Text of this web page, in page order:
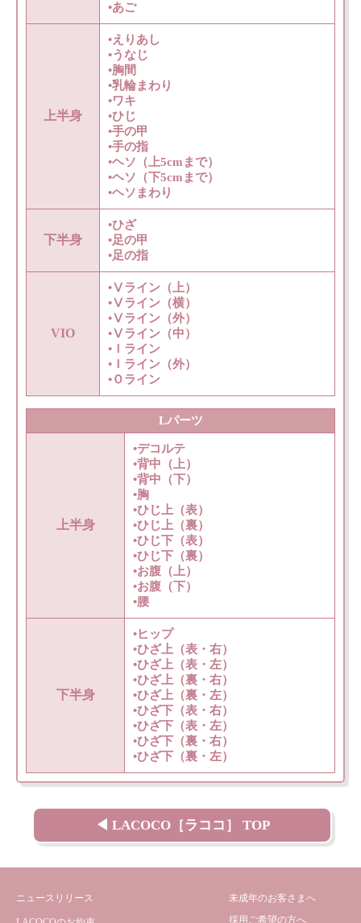
•あご
上半身
•えりあし
•うなじ
•胸間
•乳輪まわり
•ワキ
•ひじ
•手の甲
•手の指
•ヘソ（上5cmまで）
•ヘソ（下5cmまで）
•ヘソまわり
下半身
•ひざ
•足の甲
•足の指
VIO
•Ⅴライン（上）
•Ⅴライン（横）
•Ⅴライン（外）
•Ⅴライン（中）
•Ｉライン
•Ｉライン（外）
•Ｏライン
Lパーツ
上半身
•デコルテ
•背中（上）
•背中（下）
•胸
•ひじ上（表）
•ひじ上（裏）
•ひじ下（表）
•ひじ下（裏）
•お腹（上）
•お腹（下）
•腰
下半身
•ヒップ
•ひざ上（表・右）
•ひざ上（表・左）
•ひざ上（裏・右）
•ひざ上（裏・左）
•ひざ下（表・右）
•ひざ下（表・左）
•ひざ下（裏・右）
•ひざ下（裏・左）
◀ LACOCO［ラココ］ TOP
ニュースリリース
未成年のお客さまへ
採用ご希望の方へ